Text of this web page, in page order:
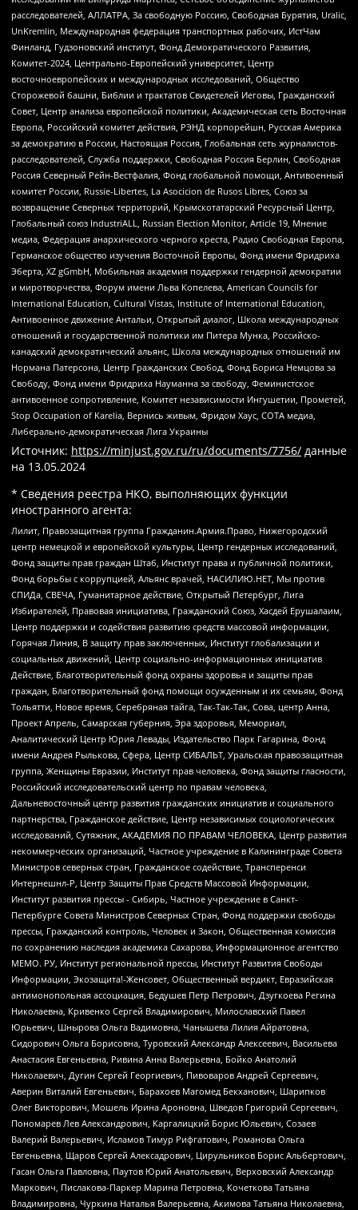
расследователей, АЛЛАТРА, За свободную Россию, Свободная Бурятия, Uralic,
UnKremlin, Международная федерация транспортных рабочих, ИстЧам
Финланд, Гудзоновский институт, Фонд Демократического Развития,
Комитет-2024, Центрально-Европейский университет, Центр
восточноевропейских и международных исследований, Общество
Сторожевой башни, Библии и трактатов Свидетелей Иеговы, Гражданский
Совет, Центр анализа европейской политики, Академическая сеть Восточная
Европа, Российский комитет действия, РЭНД корпорейшн, Русская Америка
за демократию в России, Настоящая Россия, Глобальная сеть журналистов-
расследователей, Служба поддержки, Свободная Россия Берлин, Свободная
Россия Северный Рейн-Вестфалия, Фонд глобальной помощи, Антивоенный
комитет России, Russie-Libertes, La Asocicion de Rusos Libres, Союз за
возвращение Северных территорий, Крымскотатарский Ресурсный Центр,
Глобальный союз IndustriALL, Russian Election Monitor, Article 19, Мнение
медиа, Федерация анархического черного креста, Радио Свободная Европа,
Германское общество изучения Восточной Европы, Фонд имени Фридриха
Эберта, XZ gGmbH, Мобильная академия поддержки гендерной демократии
и миротворчества, Форум имени Льва Копелева, American Councils for
International Education, Cultural Vistas, Institute of International Education,
Антивоенное движение Антальи, Открытый диалог, Школа международных
отношений и государственной политики им Питера Мунка, Российско-
канадский демократический альянс, Школа международных отношений им
Нормана Патерсона, Центр Гражданских Свобод, Фонд Бориса Немцова за
Свободу, Фонд имени Фридриха Науманна за свободу, Феминистское
антивоенное сопротивление, Комитет независимости Ингушетии, Прометей,
Stop Occupation of Karelia, Вернись живым, Фридом Хаус, СОТА медиа,
Либерально-демократическая Лига Украины
Источник: https://minjust.gov.ru/ru/documents/7756/ данные
на 13.05.2024
* Сведения реестра НКО, выполняющих функции
иностранного агента:
Лилит, Правозащитная группа Гражданин.Армия.Право, Нижегородский
центр немецкой и европейской культуры, Центр гендерных исследований,
Фонд защиты прав граждан Штаб, Институт права и публичной политики,
Фонд борьбы с коррупцией, Альянс врачей, НАСИЛИЮ.НЕТ, Мы против
СПИДа, СВЕЧА, Гуманитарное действие, Открытый Петербург, Лига
Избирателей, Правовая инициатива, Гражданский Союз, Хасдей Ерушалаим,
Центр поддержки и содействия развитию средств массовой информации,
Горячая Линия, В защиту прав заключенных, Институт глобализации и
социальных движений, Центр социально-информационных инициатив
Действие, Благотворительный фонд охраны здоровья и защиты прав
граждан, Благотворительный фонд помощи осужденным и их семьям, Фонд
Тольятти, Новое время, Серебряная тайга, Так-Так-Так, Сова, центр Анна,
Проект Апрель, Самарская губерния, Эра здоровья, Мемориал,
Аналитический Центр Юрия Левады, Издательство Парк Гагарина, Фонд
имени Андрея Рылькова, Сфера, Центр СИБАЛЬТ, Уральская правозащитная
группа, Женщины Евразии, Институт прав человека, Фонд защиты гласности,
Российский исследовательский центр по правам человека,
Дальневосточный центр развития гражданских инициатив и социального
партнерства, Гражданское действие, Центр независимых социологических
исследований, Сутяжник, АКАДЕМИЯ ПО ПРАВАМ ЧЕЛОВЕКА, Центр развития
некоммерческих организаций, Частное учреждение в Калининграде Совета
Министров северных стран, Гражданское содействие, Трансперенси
Интернешнл-Р, Центр Защиты Прав Средств Массовой Информации,
Институт развития прессы - Сибирь, Частное учреждение в Санкт-
Петербурге Совета Министров Северных Стран, Фонд поддержки свободы
прессы, Гражданский контроль, Человек и Закон, Общественная комиссия
по сохранению наследия академика Сахарова, Информационное агентство
МЕМО. РУ, Институт региональной прессы, Институт Развития Свободы
Информации, Экозащита!-Женсовет, Общественный вердикт, Евразийская
антимонопольная ассоциация, Бедушев Петр Петрович, Дзугкоева Регина
Николаевна, Кривенко Сергей Владимирович, Милославский Павел
Юрьевич, Шнырова Ольга Вадимовна, Чанышева Лилия Айратовна,
Сидорович Ольга Борисовна, Туровский Александр Алексеевич, Васильева
Анастасия Евгеньевна, Ривина Анна Валерьевна, Бойко Анатолий
Николаевич, Дугин Сергей Георгиевич, Пивоваров Андрей Сергеевич,
Аверин Виталий Евгеньевич, Барахоев Магомед Бекханович, Шарипков
Олег Викторович, Мошель Ирина Ароновна, Шведов Григорий Сергеевич,
Пономарев Лев Александрович, Каргалицкий Борис Юльевич, Созаев
Валерий Валерьевич, Исламов Тимур Рифгатович, Романова Ольга
Евгеньевна, Щаров Сергей Алексадрович, Цирульников Борис Альбертович,
Гасан Ольга Павловна, Паутов Юрий Анатольевич, Верховский Александр
Маркович, Пислакова-Паркер Марина Петровна, Кочеткова Татьяна
Владимировна, Чуркина Наталья Валерьевна, Акимова Татьяна Николаевна,